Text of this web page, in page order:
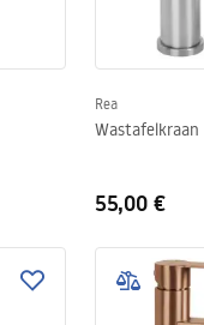
Rea
Wastafelkraan
55,00 €